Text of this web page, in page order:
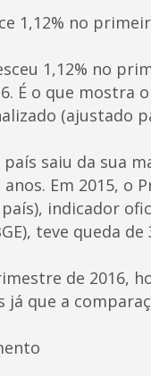
1,12% no
1,12% no
É o que mostra
(ajustado
saiu da sua
Em 2015, o
indicador
teve queda
de 2016,
já que a